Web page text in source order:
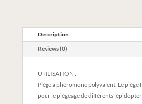
Description
Reviews (0)
UTILISATION :
Piège à phéromone polyvalent. Le piège
pour le piégeage de différents